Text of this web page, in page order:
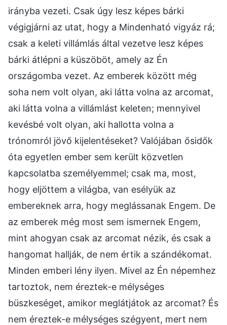
irányba vezeti. Csak úgy lesz képes bárki
végigjárni az utat, hogy a Mindenható vigyáz rá;
csak a keleti villámlás által vezetve lesz képes
bárki átlépni a küszöböt, amely az Én
országomba vezet. Az emberek között még
soha nem volt olyan, aki látta volna az arcomat,
aki látta volna a villámlást keleten; mennyivel
kevésbé volt olyan, aki hallotta volna a
trónomról jövő kijelentéseket? Valójában ősidők
óta egyetlen ember sem került közvetlen
kapcsolatba személyemmel; csak ma, most,
hogy eljöttem a világba, van esélyük az
embereknek arra, hogy meglássanak Engem. De
az emberek még most sem ismernek Engem,
mint ahogyan csak az arcomat nézik, és csak a
hangomat hallják, de nem értik a szándékomat.
Minden emberi lény ilyen. Mivel az Én népemhez
tartoztok, nem éreztek-e mélységes
büszkeséget, amikor meglátjátok az arcomat? És
nem éreztek-e mélységes szégyent, mert nem